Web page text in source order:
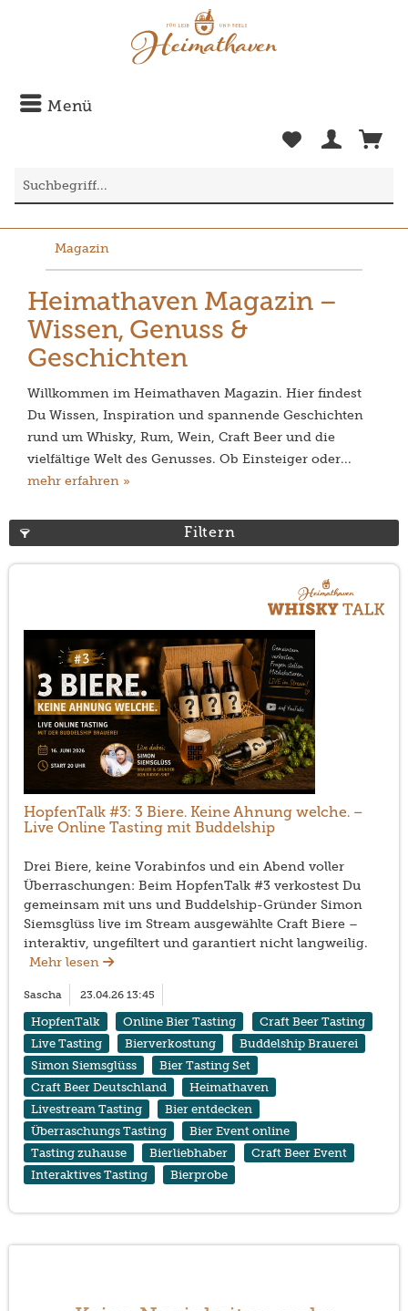
Menü
Magazin
Heimathaven Magazin –
Wissen, Genuss &
Geschichten
Willkommen im Heimathaven Magazin. Hier findest
Du Wissen, Inspiration und spannende Geschichten
rund um Whisky, Rum, Wein, Craft Beer und die
vielfältige Welt des Genusses. Ob Einsteiger oder...
mehr erfahren »
Filtern
HopfenTalk #3: 3 Biere. Keine Ahnung welche. –
Live Online Tasting mit Buddelship
Drei Biere, keine Vorabinfos und ein Abend voller
Überraschungen: Beim HopfenTalk #3 verkostest Du
gemeinsam mit uns und Buddelship-Gründer Simon
Siemsglüss live im Stream ausgewählte Craft Biere –
interaktiv, ungefiltert und garantiert nicht langweilig.
Mehr lesen
Sascha 23.04.26 13:45
HopfenTalk Online Bier Tasting
Craft Beer Tasting
Live Tasting
Bierverkostung
Buddelship Brauerei
Simon Siemsglüss
Bier Tasting Set
Craft Beer Deutschland
Heimathaven
Livestream Tasting
Bier entdecken
Überraschungs Tasting
Bier Event online
Tasting zuhause
Bierliebhaber
Craft Beer Event
Interaktives Tasting
Bierprobe